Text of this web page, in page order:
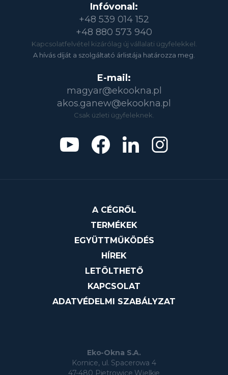
Infóvonal:
+48 539 014 152
+48 880 573 940
Kapcsolatfelvétel kizárólag új vállalati ügyfelekkel.
A hívás díját a szolgáltató árlistája határozza meg.
E-mail:
magyar@ekookna.pl
akos.ganew@ekookna.pl
Csak üzleti ügyfeleknek.
A CÉGRŐL
TERMÉKEK
EGYÜTTMŰKÖDÉS
HÍREK
LETÖLTHETŐ
KAPCSOLAT
ADATVÉDELMI SZABÁLYZAT
Eko-Okna S.A.
Kornice, ul. Spacerowa 4
47-480 Pietrowice Wielkie